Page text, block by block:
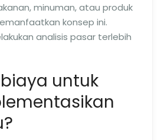
minuman, atau produk
konsep ini.
analisis pasar terlebih
untuk